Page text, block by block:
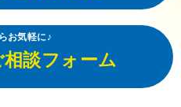
お気軽に♪
談フォーム